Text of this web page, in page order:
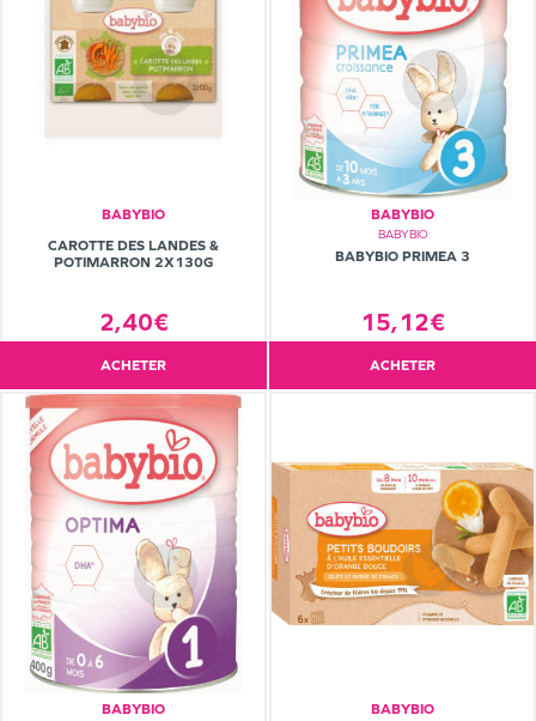
BABYBIO
CAROTTE DES LANDES &
POTIMARRON 2X130G
2,40€
ACHETER
BABYBIO
BABYBIO
BABYBIO PRIMEA 3
15,12€
ACHETER
BABYBIO BABYBIO